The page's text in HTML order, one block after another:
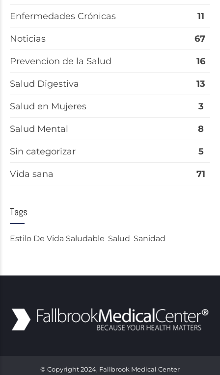
Enfermedades Crónicas 11
Noticias 67
Prevencion de la Salud 16
Salud Digestiva 13
Salud en Mujeres 3
Salud Mental 8
Sin categorizar 5
Vida sana 71
Tags
Estilo De Vida Saludable Salud Sanidad
© Copyright 2024, Fallbrook Medical Center